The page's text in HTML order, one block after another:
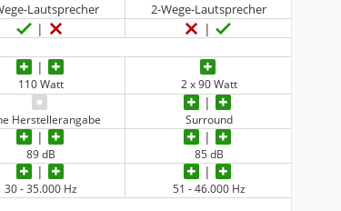
Lautsprecher
2-Wege-Lautsprecher
110 Watt 2 x 90 Watt
Herstellerangabe Surround
89 dB 85 dB
30 - 35.000 Hz 51 - 46.000 Hz